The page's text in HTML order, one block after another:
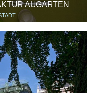
AUGARTEN